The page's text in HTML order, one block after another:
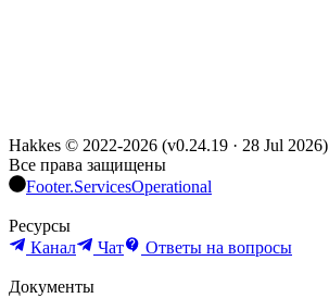
Hakkes © 2022-2026 (v0.24.19 · 28 Jul 2026)
Все права защищены
Footer.ServicesOperational
Ресурсы
Канал
Чат Ответы на вопросы
Документы